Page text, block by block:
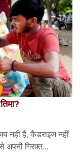
नहीं हैं, कैडराइज नहीं
गिरफ़्त...